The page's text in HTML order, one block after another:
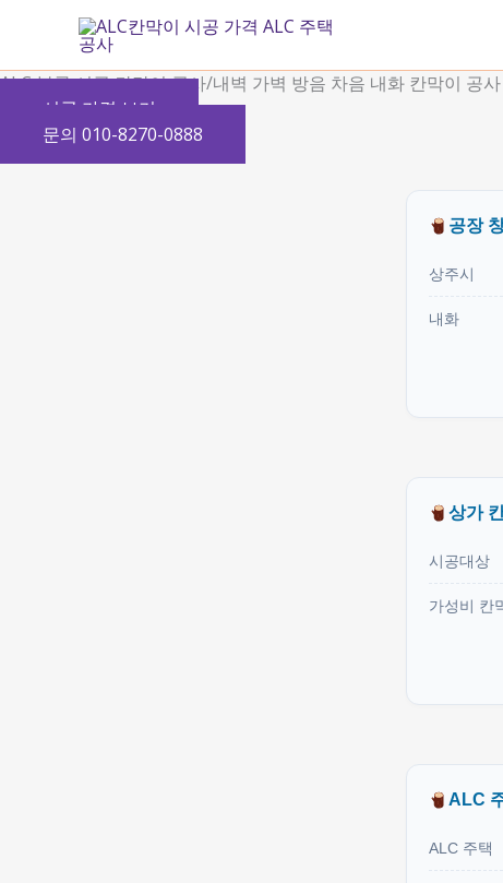
츠
뛰
ALC 블록 시공 칸막이 공사/내벽 가벽 방음 차음 내화 칸막이 공사
시공 가격 보기
문의 010-8270-0888
공장
상주시
내화
상가
시공대상
가성비 칸
ALC
ALC 주택